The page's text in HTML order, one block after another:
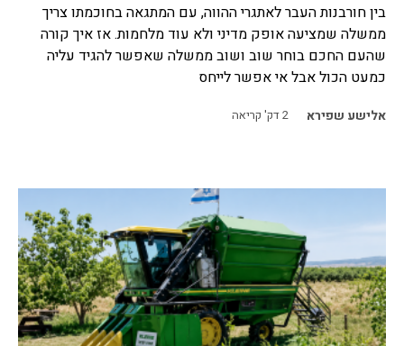
בין חורבנות העבר לאתגרי ההווה, עם המתגאה בחוכמתו צריך
ממשלה שמציעה אופק מדיני ולא עוד מלחמות. אז איך קורה
שהעם החכם בוחר שוב ושוב ממשלה שאפשר להגיד עליה
כמעט הכול אבל אי אפשר לייחס
אלישע שפירא 2דק' קריאה